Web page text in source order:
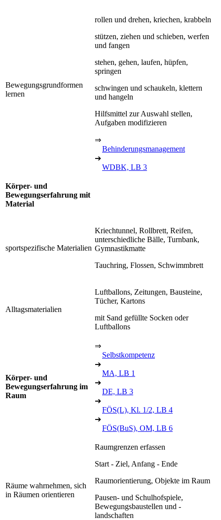
Bewegungsgrundformen
lernen
rollen und drehen, kriechen, krabbeln
stützen, ziehen und schieben, werfen
und fangen
stehen, gehen, laufen, hüpfen,
springen
schwingen und schaukeln, klettern
und hangeln
Hilfsmittel zur Auswahl stellen,
Aufgaben modifizieren
⇒
Behinderungsmanagement
➔
WDBK, LB 3
Körper- und
Bewegungserfahrung mit
Material
sportspezifische Materialien
Kriechtunnel, Rollbrett, Reifen,
unterschiedliche Bälle, Turnbank,
Gymnastikmatte
Tauchring, Flossen, Schwimmbrett
Alltagsmaterialien
Luftballons, Zeitungen, Bausteine,
Tücher, Kartons
mit Sand gefüllte Socken oder
Luftballons
Körper- und
Bewegungserfahrung im
Raum
⇒
Selbstkompetenz
➔
MA, LB 1
➔
DE, LB 3
➔
FÖS(L), Kl. 1/2, LB 4
➔
FÖS(BuS), OM, LB 6
Räume wahrnehmen, sich
in Räumen orientieren
Raumgrenzen erfassen
Start - Ziel, Anfang - Ende
Raumorientierung, Objekte im Raum
Pausen- und Schulhofspiele,
Bewegungsbaustellen und -
landschaften